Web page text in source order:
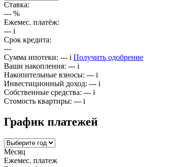
Ставка:
--- %
Ежемес. платёж:
--- i
Срок кредита:
---
Сумма ипотеки: --- i Получить одобрение
Ваши накопления: --- i
Накопительные взносы: --- i
Инвестиционный доход: --- i
Собственные средства: --- i
Стомость квартиры: --- i
График платежей
Месяц
Ежемес. платеж